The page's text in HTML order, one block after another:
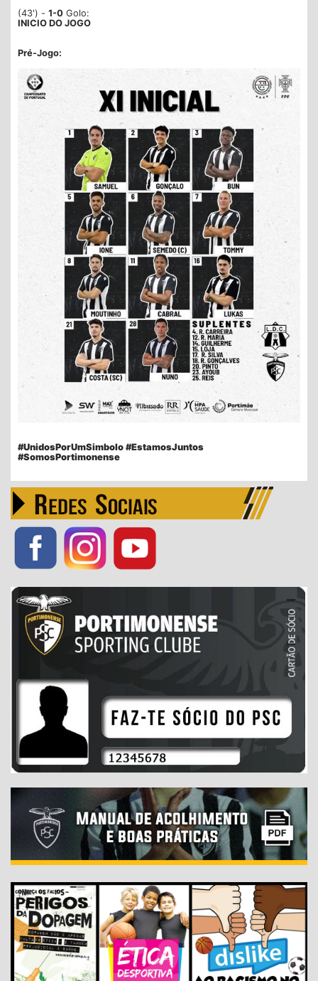
(43') - 1-0 Golo:
INICIO DO JOGO
Pré-Jogo:
#UnidosPorUmSimbolo #EstamosJuntos
#SomosPortimonense